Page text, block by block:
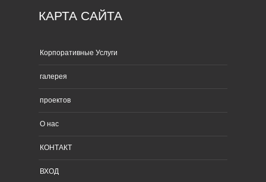
КАРТА САЙТА
Корпоративные Услуги
галерея
проектов
О нас
КОНТАКТ
ВХОД